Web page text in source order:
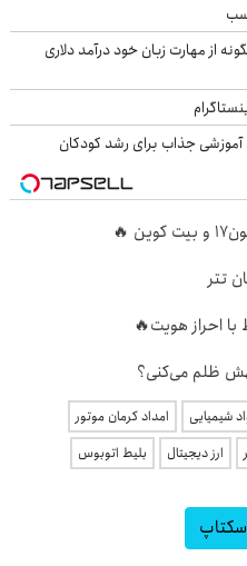
از مهارت زبان خود درآمد دلاری
آموزشی جذاب برای رشد کودکان
بهش ظلم می‌کنی؟
شیمیایی
امداد کرمان موتور
ارز دیجیتال بلیط اتوبوس